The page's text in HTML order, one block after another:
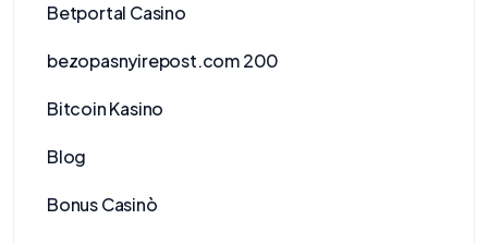
Betportal Casino
bezopasnyirepost.com 200
Bitcoin Kasino
Blog
Bonus Casinò